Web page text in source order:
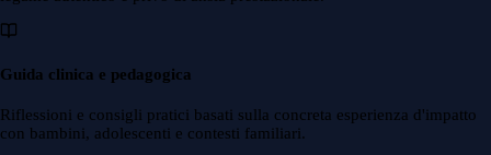
Guida clinica e pedagogica
Riflessioni e consigli pratici basati sulla concreta esperienza d'impatto
con bambini, adolescenti e contesti familiari.